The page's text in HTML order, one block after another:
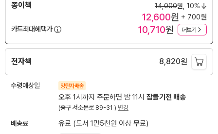
종이책 14,000원, 10%
12,600원 + 700원
카드최대혜택가
10,710원 더보기
전자책 8,820원
수령예상일 양탄자배송
오후 1시까지 주문하면 밤 11시 잠들기전 배송
(중구 서소문로 89-31 ) 변경
배송료 유료 (도서 1만5천원 이상 무료)